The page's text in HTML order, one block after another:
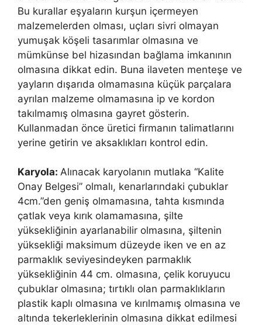
Bu kurallar eşyaların kurşun içermeyen
malzemelerden olması, uçları sivri olmayan
yumuşak köşeli tasarımlar olmasına ve
mümkünse bel hizasından bağlama imkanının
olmasına dikkat edin. Buna ilaveten menteşe ve
yayların dışarıda olmamasına küçük parçalara
ayrılan malzeme olmamasına ip ve kordon
takılmamış olmasına gayret gösterin.
Kullanmadan önce üretici firmanın talimatlarını
yerine getirin ve aksaklıkları kontrol edin.
Karyola: Alınacak karyolanın mutlaka “Kalite
Onay Belgesi” olmalı, kenarlarındaki çubuklar
4cm.”den geniş olmamasına, tahta kısmında
çatlak veya kırık olamamasına, şilte
yüksekliğinin ayarlanabilir olmasına, şiltenin
yüksekliği maksimum düzeyde iken ve en az
parmaklık seviyesindeyken parmaklık
yüksekliğinin 44 cm. olmasına, çelik koruyucu
çubuklar olmasına; tırtıklı olan parmaklıkların
plastik kaplı olmasına ve kırılmamış olmasına ve
altında tekerleklerinin olmasına dikkat edilmesi